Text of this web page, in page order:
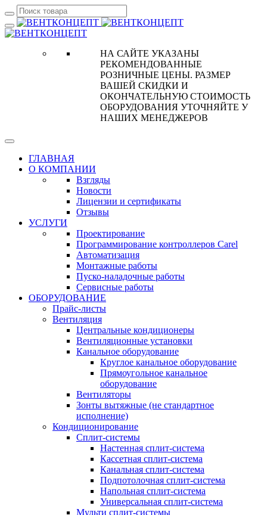
НА САЙТЕ УКАЗАНЫ
РЕКОМЕНДОВАННЫЕ
РОЗНИЧНЫЕ ЦЕНЫ. РАЗМЕР
ВАШЕЙ СКИДКИ И
ОКОНЧАТЕЛЬНУЮ СТОИМОСТЬ
ОБОРУДОВАНИЯ УТОЧНЯЙТЕ У
НАШИХ МЕНЕДЖЕРОВ
ГЛАВНАЯ
О КОМПАНИИ
Взгляды
Новости
Лицензии и сертификаты
Отзывы
УСЛУГИ
Проектирование
Программирование контроллеров Carel
Автоматизация
Монтажные работы
Пуско-наладочные работы
Сервисные работы
ОБОРУДОВАНИЕ
Прайс-листы
Вентиляция
Центральные кондиционеры
Вентиляционные установки
Канальное оборудование
Круглое канальное оборудование
Прямоугольное канальное
оборудование
Вентиляторы
Зонты вытяжные (не стандартное
исполнение)
Кондиционирование
Сплит-системы
Настенная сплит-система
Кассетная сплит-система
Канальная сплит-система
Подпотолочная сплит-система
Напольная сплит-система
Универсальная сплит-система
Мульти сплит-системы